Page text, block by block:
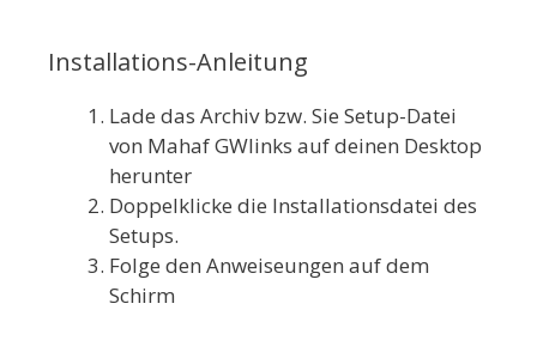
Installations-Anleitung
Lade das Archiv bzw. Sie Setup-Datei
von Mahaf GWlinks auf deinen Desktop
herunter
Doppelklicke die Installationsdatei des
Setups.
Folge den Anweiseungen auf dem
Schirm